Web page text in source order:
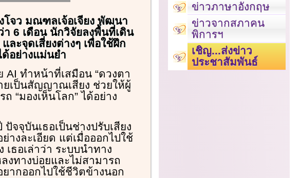
จว มณฑลเจ้อเจียง พัฒนา
6 เดือน นักวิจัยลงพื้นที่เดิน
ะจุดเสี่ยงต่างๆ เพื่อใช้ฝึก
อย่างแม่นยำ
ทำหน้าที่เสมือน “ดวงตา
ยเป็นสัญญาณเสียง ช่วยให้ผู้
“มองเห็นโลก” ได้อย่าง
จจุบันเธอเป็นช่างปรับเสียง
างละเอียด แต่เมื่อออกไปใช้
ธอเล่าว่า ระบบนำทาง
งทางบ่อยและไม่สามารถ
ากออกไปใช้ชีวิตข้างนอก
ข่าวภาษาอังกฤษ
ข่าวจากสภาคน
พิการฯ
เชิญ...ส่งข่าว
ประชาสัมพันธ์